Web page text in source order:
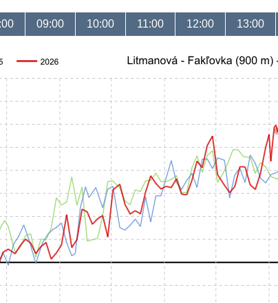
09:00 10:00 11:00 12:00 13:00